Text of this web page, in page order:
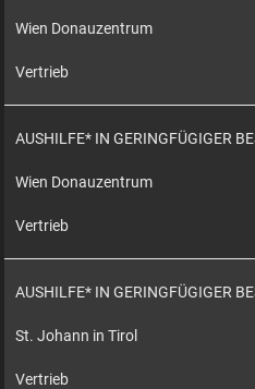
Wien Donauzentrum
Vertrieb
AUSHILFE* IN GERINGFÜGIGER
Wien Donauzentrum
Vertrieb
AUSHILFE* IN GERINGFÜGIGER
St. Johann in Tirol
Vertrieb